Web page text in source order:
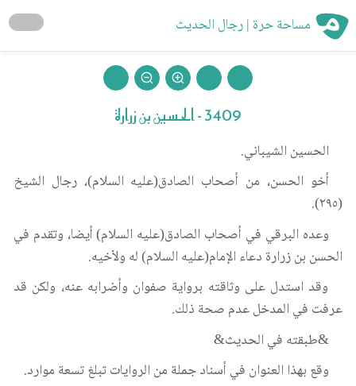
مساحة حرة | رجال الحديث
3409 - الحسين بن زرارة
الحسين الشيباني.
أخو الحسن، من أصحاب الصادق(عليه السلام)، رجال الشيخ
(٢٩٥).
وعده البرقي في أصحاب الصادق(عليه السلام) أيضا، وتقدم في
الحسن بن زرارة دعاء الإمام(عليه السلام) له ولأخيه.
وقد استدل على وثاقته برواية صفوان وأضرابه عنه، ولكن قد
عرفت في المدخل عدم صحة ذلك.
&طبقته في الحديث&
وقع بهذا العنوان في أسناد جملة من الروايات تبلغ تسعة موارد.